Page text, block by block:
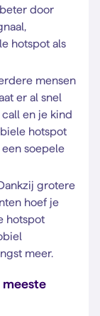
door
hotspot als
mensen
er al snel
en je kind
hotspot
soepele
grotere
hoef je
hotspot
meer.